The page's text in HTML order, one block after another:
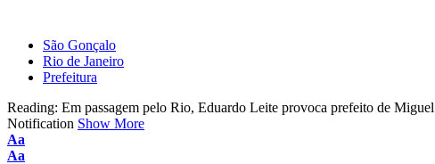
São Gonçalo
Rio de Janeiro
Prefeitura
Reading: Em passagem pelo Rio, Eduardo Leite provoca prefeito de
Notification Show More
Font
Resizer
Aa
Font
Aa